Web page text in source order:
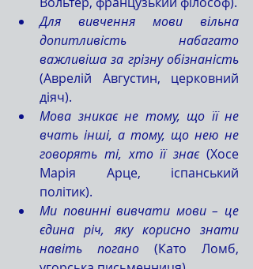
Для вивчення мови вільна
допитливість набагато
важливіша за грізну обізнаність
(Аврелій Августин, церковний
діяч).
Мова зникає не тому, що її не
вчать інші, а тому, що нею не
говорять ті, хто її знає (Хосе
Марія Арце, іспанський
політик).
Ми повинні вивчати мови – це
єдина річ, яку корисно знати
навіть погано (Като Ломб,